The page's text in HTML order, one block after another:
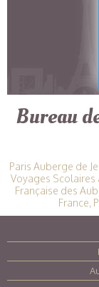
Bureau
Paris Auberge de
Voyages Scolaires
Française des
France,